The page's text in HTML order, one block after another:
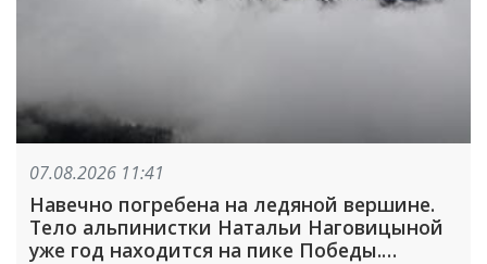
07.08.2026 11:41
Навечно погребена на ледяной вершине.
Тело альпинистки Натальи Наговицыной
уже год находится на пике Победы.